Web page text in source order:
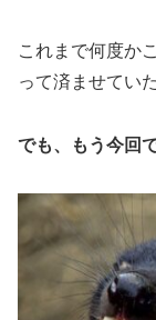
これまで何度か
って済ませていた
でも、もう今回